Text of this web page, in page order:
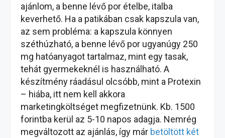
ajánlom, a benne lévő por ételbe, italba
keverhető. Ha a patikában csak kapszula van,
az sem probléma: a kapszula könnyen
széthúzható, a benne lévő por ugyanúgy 250
mg hatóanyagot tartalmaz, mint egy tasak,
tehát gyermekeknél is használható. A
készítmény ráadásul olcsóbb, mint a Protexin
– hiába, itt nem kell akkora
marketingköltséget megfizetnünk. Kb. 1500
forintba kerül az 5-10 napos adagja. Nemrég
megváltozott az ajánlás, így már betöltött két